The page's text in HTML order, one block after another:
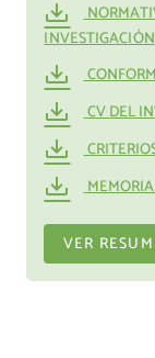
INVESTIGACIÓN
CV DEL
VER